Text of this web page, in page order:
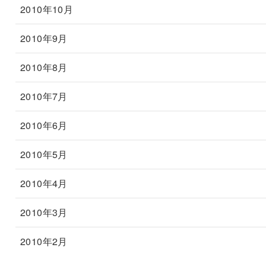
2010年10月
2010年9月
2010年8月
2010年7月
2010年6月
2010年5月
2010年4月
2010年3月
2010年2月